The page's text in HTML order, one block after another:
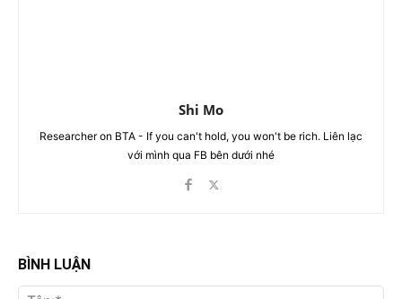
Shi Mo
Researcher on BTA - If you can't hold, you won't be rich. Liên lạc
với mình qua FB bên dưới nhé
BÌNH LUẬN